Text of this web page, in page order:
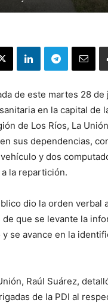
de este martes 28
en la capital de
de Los Ríos, La
sus dependencias,
y dos
la repartición.
dio la orden verbal
que se levante la
se avance en la
Raúl Suárez,
de la PDI al